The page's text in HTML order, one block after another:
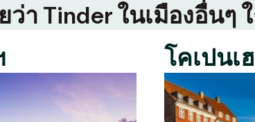
ว่า Tinder ในเมืองอื่นๆ
โคเปนเ